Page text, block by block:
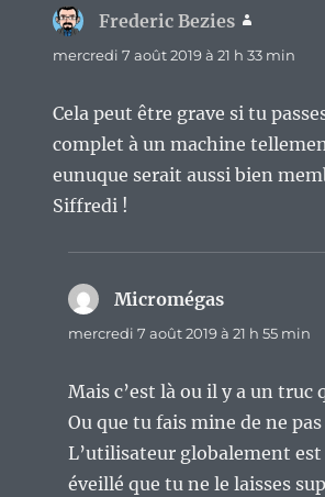
Frederic Bezies
mercredi 7 août 2019 à 21 h 33 min
Cela peut être grave si tu
complet à un machine
eunuque serait aussi bien
Siffredi !
Micromégas
mercredi 7 août 2019 à 21 h 55 min
Mais c’est là ou il y a un truc
Ou que tu fais mine de ne
L’utilisateur globalement est
éveillé que tu ne le laisses